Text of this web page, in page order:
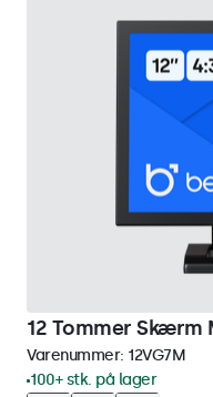
12 Tommer Skærm
Varenummer: 12VG7M
100+ stk. på lager